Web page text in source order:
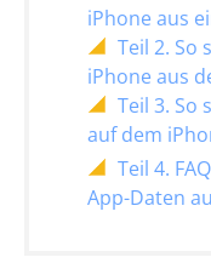
iPhone aus
Teil 2. So
iPhone aus
Teil 3. So
auf dem
Teil 4.
App-Daten